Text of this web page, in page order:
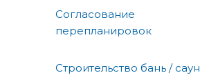
Согласование
перепланировок
Строительство бань / саун